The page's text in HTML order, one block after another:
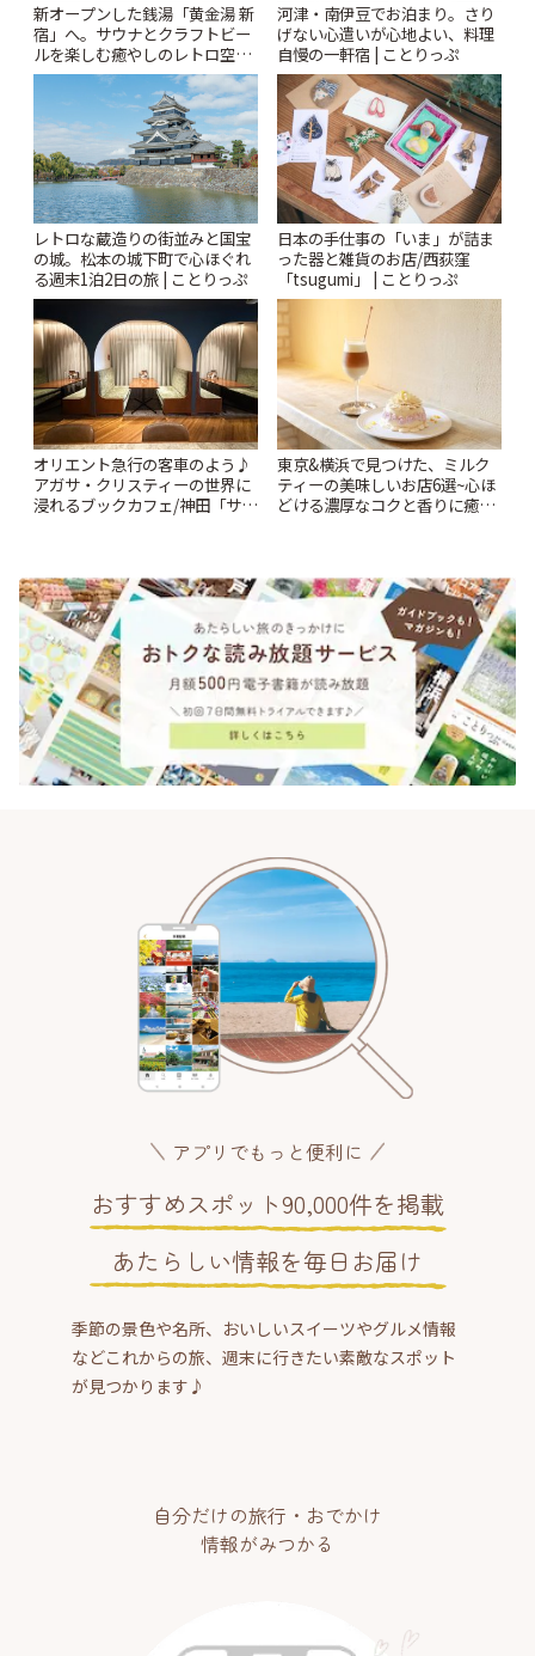
新オープンした銭湯「黄金湯 新
宿」へ。サウナとクラフトビー
ルを楽しむ癒やしのレトロ空間
| ことりっぷ
河津・南伊豆でお泊まり。さり
げない心遣いが心地よい、料理
自慢の一軒宿 | ことりっぷ
レトロな蔵造りの街並みと国宝
の城。松本の城下町で心ほぐれ
る週末1泊2日の旅 | ことりっぷ
日本の手仕事の「いま」が詰ま
った器と雑貨のお店/西荻窪
「tsugumi」 | ことりっぷ
オリエント急行の客車のよう♪
アガサ・クリスティーの世界に
浸れるブックカフェ/神田「サロ
東京&横浜で見つけた、ミルク
ティーの美味しいお店6選~心ほ
どける濃厚なコクと香りに癒や
アプリでもっと便利に
おすすめスポット90,000件を掲載
あたらしい情報を毎日お届け
季節の景色や名所、おいしいスイーツやグルメ情報
などこれからの旅、週末に行きたい素敵なスポット
が見つかります♪
自分だけの旅行・おでかけ
情報がみつかる